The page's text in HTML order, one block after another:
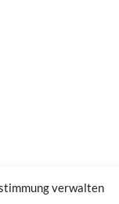
verwalten